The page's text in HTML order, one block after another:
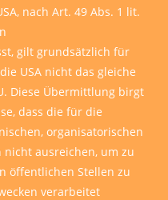
nach Art. 49 Abs. 1 lit.
gilt grundsätzlich für
USA nicht das gleiche
Diese Übermittlung birgt
dass die für die
organisatorischen
ausreichen, um zu
öffentlichen Stellen zu
verarbeitet